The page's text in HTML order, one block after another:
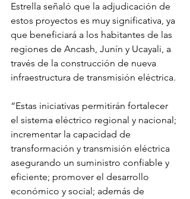
Estrella señaló que la adjudicación de
estos proyectos es muy significativa, ya
que beneficiará a los habitantes de las
regiones de Ancash, Junín y Ucayali, a
través de la construcción de nueva
infraestructura de transmisión eléctrica.
“Estas iniciativas permitirán fortalecer
el sistema eléctrico regional y nacional;
incrementar la capacidad de
transformación y transmisión eléctrica
asegurando un suministro confiable y
eficiente; promover el desarrollo
económico y social; además de